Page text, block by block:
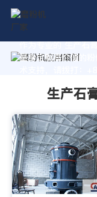
作为专业的 生产石
量身定制高价值的粉
生产石